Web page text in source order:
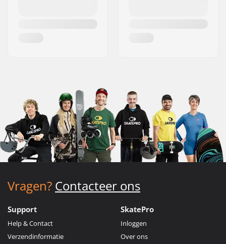
Vragen? Contacteer ons
Support
Help & Contact
Verzendinformatie
SkatePro
Inloggen
Over ons